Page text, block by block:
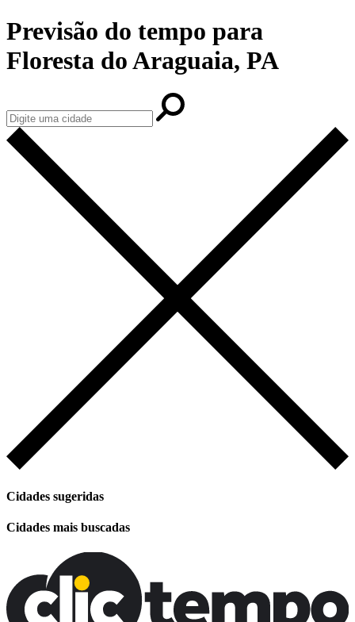
Previsão do tempo para
Floresta do Araguaia, PA
Cidades sugeridas
Cidades mais buscadas